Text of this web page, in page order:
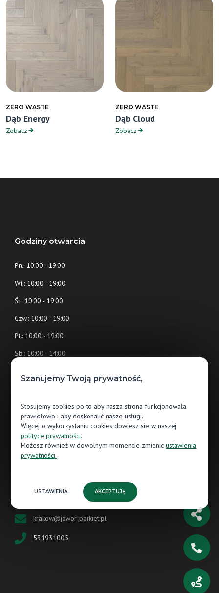
ZERO WASTE
Dąb Energy
Zobacz
ZERO WASTE
Dąb Cloud
Zobacz
Godziny otwarcia
Pn.: 10:00 - 19:00
Wt.: 10:00 - 19:00
Śr.: 10:00 - 19:00
Czw.: 10:00 - 19:00
Pt.: 10:00 - 19:00
Sb.: 10:00 - 14:00
ul. Zakopiańska 56/4
30-435 Kraków
krakow@parkiet-expert.pl
690981442
ul. Josepha Conrada 79
krakow@jawor-parkiet.pl
531931005
Szanujemy Twoją prywatność,
Stosujemy cookies po to aby nasza strona funkcjonowała
prawidłowo i aby doskonalić nasze usługi.
Więcej o wykorzystaniu cookies dowiesz sie w naszej
polityce prywatności.
Możesz również w dowolnym momencie zmienicustawienia
prywatności.
USTAWIENIA AKCEPTUJĘ